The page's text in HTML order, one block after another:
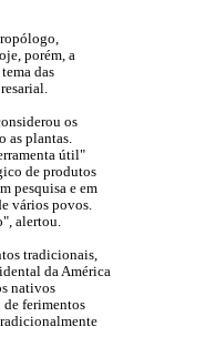
porém, a
das
os
as plantas.
útil"
de produtos
pesquisa e em
vários povos.
alertou.
tradicionais,
da América
nativos
de ferimentos